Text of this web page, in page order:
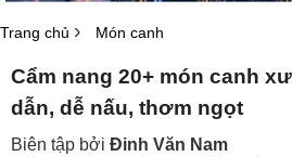
Trang chủ Món canh
Cẩm nang 20+ món canh
dẫn, dễ nấu, thơm ngọt
Biên tập bởi Đinh Văn Nam